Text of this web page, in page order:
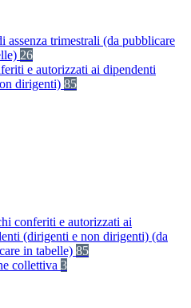
assenza trimestrali (da pubblicare
26
e autorizzati ai dipendenti
dirigenti) 85
conferiti e autorizzati ai
(dirigenti e non dirigenti) (da
in tabelle) 85
collettiva 3